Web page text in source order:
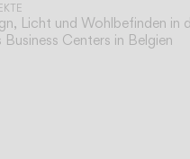
Licht und Wohlbefinden in
Business Centers in Belgien